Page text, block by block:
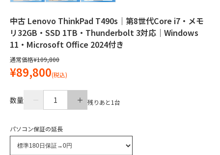
中古 Lenovo ThinkPad T490s｜第8世代Core i7・メモ
リ32GB・SSD 1TB・Thunderbolt 3対応｜Windows
11・Microsoft Office 2024付き
通常価格¥109,800
¥89,800(税込)
数量 1 残りあと1台
パソコン保証の延長